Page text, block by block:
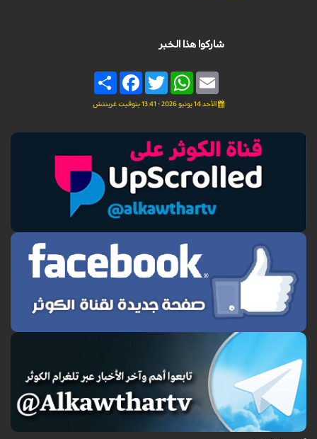
شاركوا هذا الخبر
Share
FacebookTwitter
WhatsAppEmail
الأحد 14 يونيو 2026 - 13:41 بتوقيت غرينتش